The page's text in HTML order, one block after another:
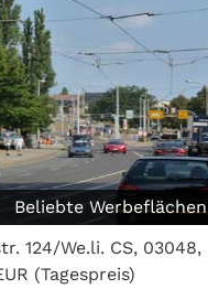
Beliebte Werbeflächen
124/We.li. CS, 03048,
(Tagespreis)